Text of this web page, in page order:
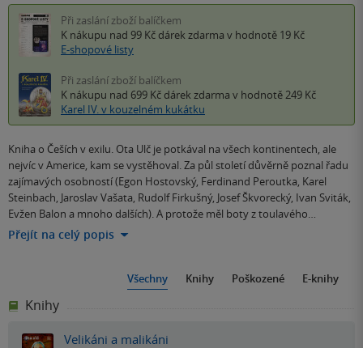
Při zaslání zboží balíčkem
K nákupu nad 99 Kč dárek zdarma v hodnotě 19 Kč
E-shopové listy
Při zaslání zboží balíčkem
K nákupu nad 699 Kč dárek zdarma v hodnotě 249 Kč
Karel IV. v kouzelném kukátku
Kniha o Češích v exilu. Ota Ulč je potkával na všech kontinentech, ale
nejvíc v Americe, kam se vystěhoval. Za půl století důvěrně poznal řadu
zajímavých osobností (Egon Hostovský, Ferdinand Peroutka, Karel
Steinbach, Jaroslav Vašata, Rudolf Firkušný, Josef Škvorecký, Ivan Sviták,
Evžen Balon a mnoho dalších). A protože měl boty z toulavého…
Přejít na celý popis
Všechny Knihy Poškozené E-knihy
Knihy
Velikáni a malikáni